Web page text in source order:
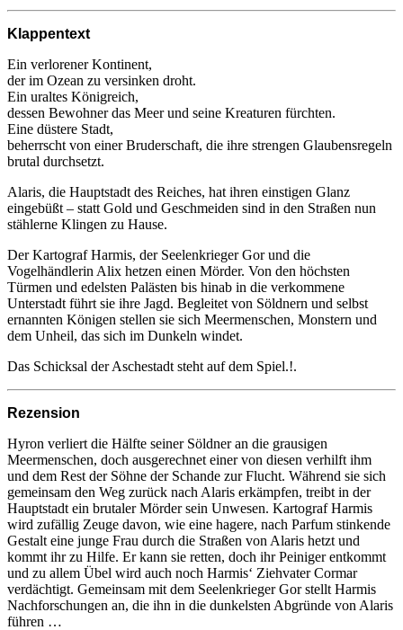
Klappentext
Ein verlorener Kontinent,
der im Ozean zu versinken droht.
Ein uraltes Königreich,
dessen Bewohner das Meer und seine Kreaturen fürchten.
Eine düstere Stadt,
beherrscht von einer Bruderschaft, die ihre strengen Glaubensregeln
brutal durchsetzt.
Alaris, die Hauptstadt des Reiches, hat ihren einstigen Glanz
eingebüßt – statt Gold und Geschmeiden sind in den Straßen nun
stählerne Klingen zu Hause.
Der Kartograf Harmis, der Seelenkrieger Gor und die
Vogelhändlerin Alix hetzen einen Mörder. Von den höchsten
Türmen und edelsten Palästen bis hinab in die verkommene
Unterstadt führt sie ihre Jagd. Begleitet von Söldnern und selbst
ernannten Königen stellen sie sich Meermenschen, Monstern und
dem Unheil, das sich im Dunkeln windet.
Das Schicksal der Aschestadt steht auf dem Spiel.!.
Rezension
Hyron verliert die Hälfte seiner Söldner an die grausigen
Meermenschen, doch ausgerechnet einer von diesen verhilft ihm
und dem Rest der Söhne der Schande zur Flucht. Während sie sich
gemeinsam den Weg zurück nach Alaris erkämpfen, treibt in der
Hauptstadt ein brutaler Mörder sein Unwesen. Kartograf Harmis
wird zufällig Zeuge davon, wie eine hagere, nach Parfum stinkende
Gestalt eine junge Frau durch die Straßen von Alaris hetzt und
kommt ihr zu Hilfe. Er kann sie retten, doch ihr Peiniger entkommt
und zu allem Übel wird auch noch Harmis‘ Ziehvater Cormar
verdächtigt. Gemeinsam mit dem Seelenkrieger Gor stellt Harmis
Nachforschungen an, die ihn in die dunkelsten Abgründe von Alaris
führen …